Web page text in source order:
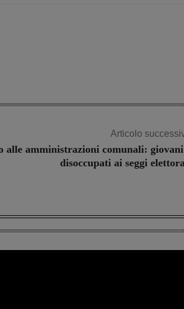
Articolo
alle amministrazioni comunali:
disoccupati ai seggi